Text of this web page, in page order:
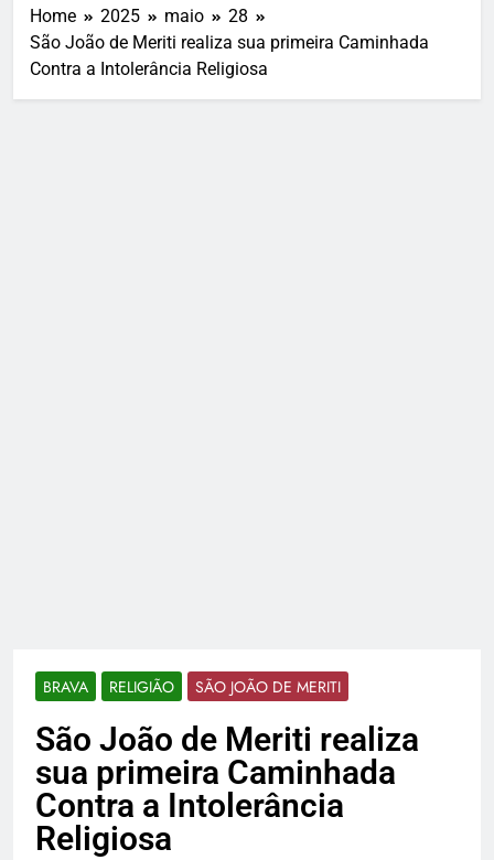
Home 2025 maio
28
São João de Meriti realiza sua primeira Caminhada
Contra a Intolerância Religiosa
BRAVA RELIGIÃO SÃO JOÃO DE MERITI
São João de Meriti realiza
sua primeira Caminhada
Contra a Intolerância
Religiosa